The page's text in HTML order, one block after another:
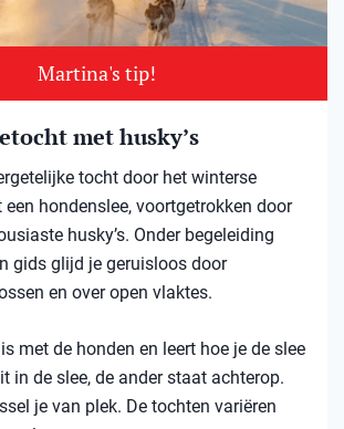
Martina's tip!
met husky’s
tocht door het winterse
een hondenslee, voortgetrokken door
husky’s. Onder begeleiding
gids glijd je geruisloos door
en over open vlaktes.
met de honden en leert hoe je de slee
in de slee, de ander staat achterop.
je van plek. De tochten variëren